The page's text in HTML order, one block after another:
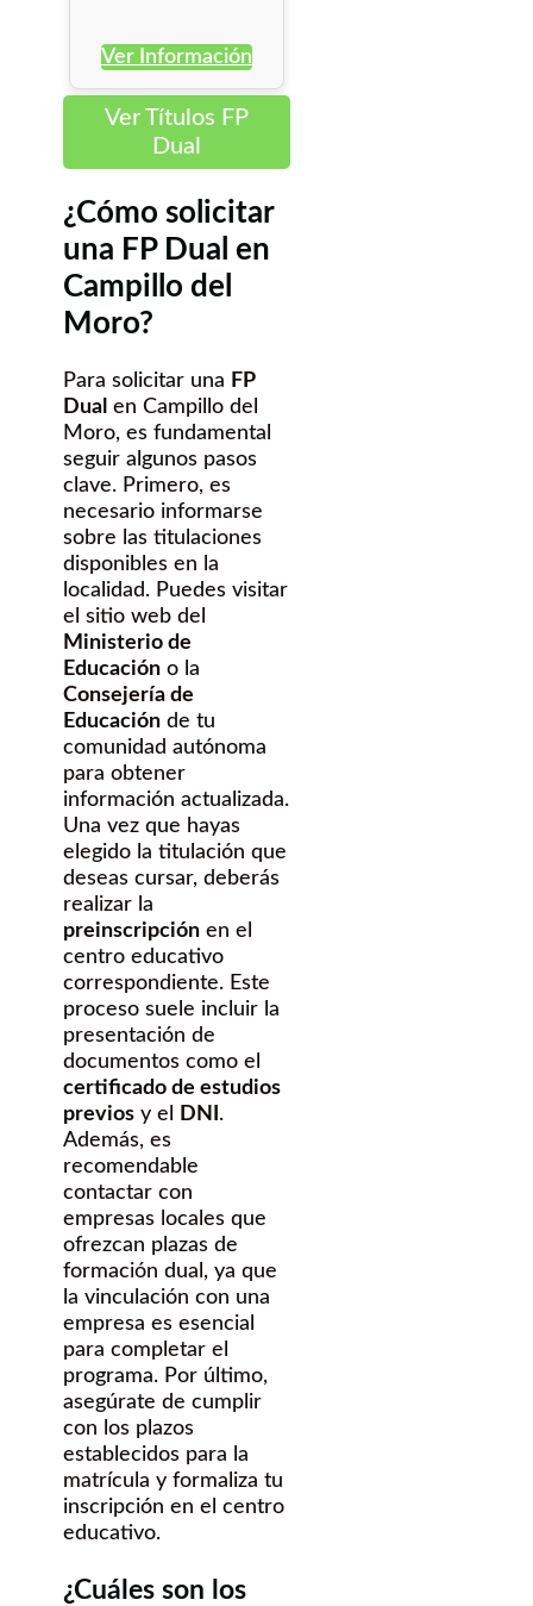
Ver Información
Ver Títulos FP
Dual
¿Cómo solicitar
una FP Dual en
Campillo del
Moro?
Para solicitar una FP
Dual en Campillo del
Moro, es fundamental
seguir algunos pasos
clave. Primero, es
necesario informarse
sobre las titulaciones
disponibles en la
localidad. Puedes visitar
el sitio web del
Ministerio de
Educación o la
Consejería de
Educación de tu
comunidad autónoma
para obtener
información actualizada.
Una vez que hayas
elegido la titulación que
deseas cursar, deberás
realizar la
preinscripción en el
centro educativo
correspondiente. Este
proceso suele incluir la
presentación de
documentos como el
certificado de estudios
previos y el DNI .
Además, es
recomendable
contactar con
empresas locales que
ofrezcan plazas de
formación dual, ya que
la vinculación con una
empresa es esencial
para completar el
programa. Por último,
asegúrate de cumplir
con los plazos
establecidos para la
matrícula y formaliza tu
inscripción en el centro
educativo.
¿Cuáles son los